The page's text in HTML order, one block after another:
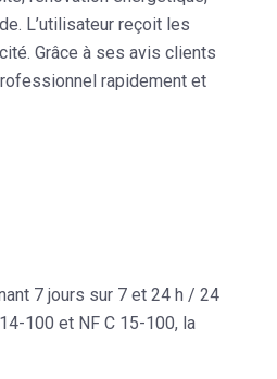
L’utilisateur reçoit les
Grâce à ses avis clients
rapidement et
7 jours sur 7 et 24 h / 24
100 et NF C 15-100, la